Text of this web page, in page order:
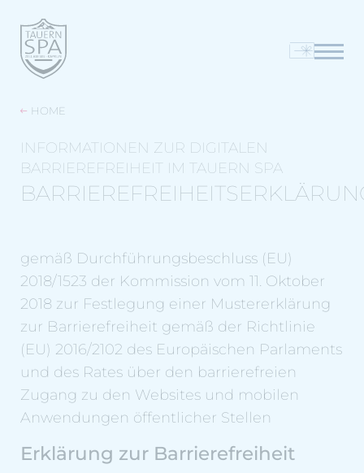
HOME
INFORMATIONEN ZUR DIGITALEN
BARRIEREFREIHEIT IM TAUERN SPA
gemäß Durchführungsbeschluss (EU)
2018/1523 der Kommission vom 11. Oktober
2018 zur Festlegung einer Mustererklärung
zur Barrierefreiheit gemäß der Richtlinie
(EU) 2016/2102 des Europäischen Parlaments
und des Rates über den barrierefreien
Zugang zu den Websites und mobilen
Anwendungen öffentlicher Stellen
Erklärung zur Barrierefreiheit